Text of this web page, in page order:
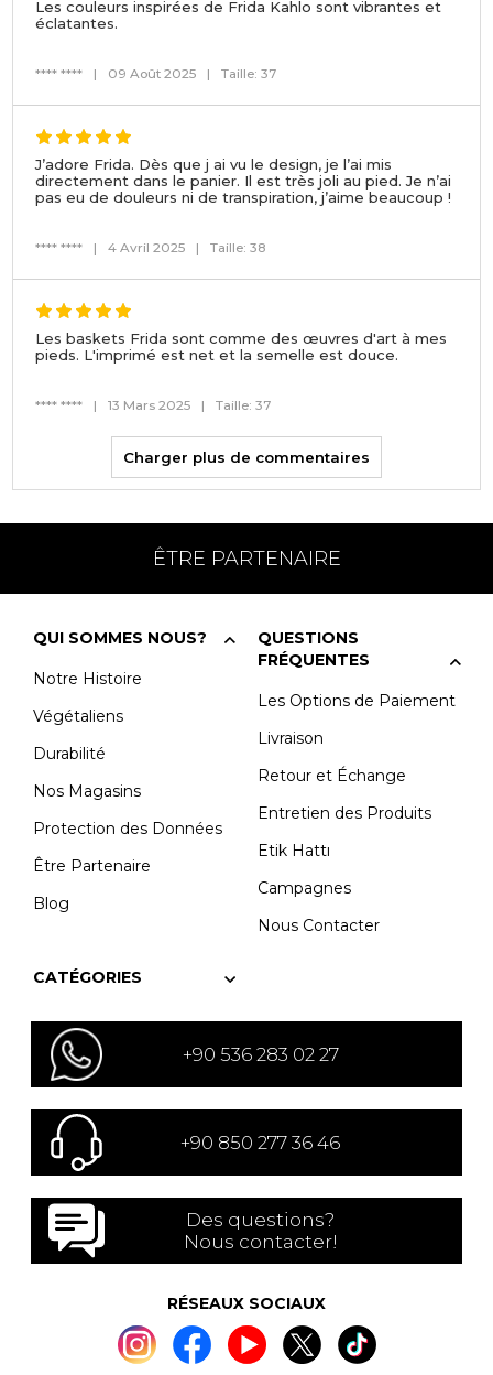
Les couleurs inspirées de Frida Kahlo sont vibrantes et
éclatantes.
**** **** | 09 Août 2025 | Taille: 37
J’adore Frida. Dès que j ai vu le design, je l’ai mis
directement dans le panier. Il est très joli au pied. Je n’ai
pas eu de douleurs ni de transpiration, j’aime beaucoup !
**** **** | 4 Avril 2025 | Taille: 38
Les baskets Frida sont comme des œuvres d'art à mes
pieds. L'imprimé est net et la semelle est douce.
**** **** | 13 Mars 2025 | Taille: 37
Charger plus de commentaires
ÊTRE PARTENAIRE
QUI SOMMES NOUS?
Notre Histoire
Végétaliens
Durabilité
Nos Magasins
Protection des Données
Être Partenaire
Blog
QUESTIONS
FRÉQUENTES
Les Options de Paiement
Livraison
Retour et Échange
Entretien des Produits
Etik Hattı
Campagnes
Nous Contacter
CATÉGORIES
+90 536 283 02 27
+90 850 277 36 46
Des questions?
Nous contacter!
RÉSEAUX SOCIAUX